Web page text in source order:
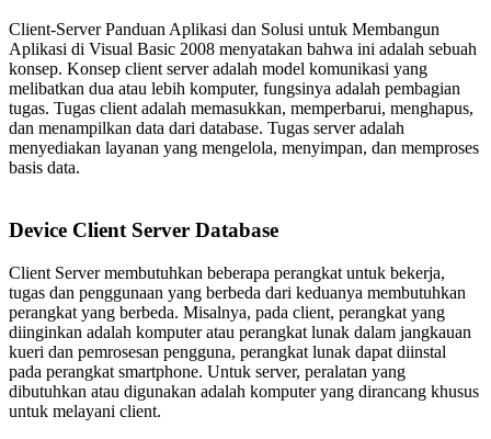
Client-Server Panduan Aplikasi dan Solusi untuk Membangun
Aplikasi di Visual Basic 2008 menyatakan bahwa ini adalah sebuah
konsep. Konsep client server adalah model komunikasi yang
melibatkan dua atau lebih komputer, fungsinya adalah pembagian
tugas. Tugas client adalah memasukkan, memperbarui, menghapus,
dan menampilkan data dari database. Tugas server adalah
menyediakan layanan yang mengelola, menyimpan, dan memproses
basis data.
Device Client Server Database
Client Server membutuhkan beberapa perangkat untuk bekerja,
tugas dan penggunaan yang berbeda dari keduanya membutuhkan
perangkat yang berbeda. Misalnya, pada client, perangkat yang
diinginkan adalah komputer atau perangkat lunak dalam jangkauan
kueri dan pemrosesan pengguna, perangkat lunak dapat diinstal
pada perangkat smartphone. Untuk server, peralatan yang
dibutuhkan atau digunakan adalah komputer yang dirancang khusus
untuk melayani client.